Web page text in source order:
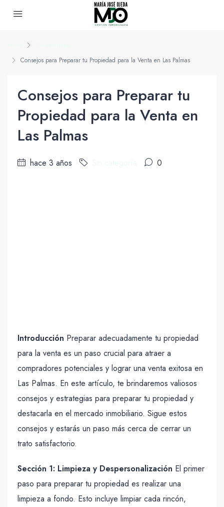
Consejos para Preparar tu Propiedad para la Venta en Las Palmas
Consejos para Preparar tu
Propiedad para la Venta en
Las Palmas
hace 3 años 0
Introducción Preparar adecuadamente tu propiedad
para la venta es un paso crucial para atraer a
compradores potenciales y lograr una venta exitosa en
Las Palmas. En este artículo, te brindaremos valiosos
consejos y estrategias para preparar tu propiedad y
destacarla en el mercado inmobiliario. Sigue estos
consejos y estarás un paso más cerca de cerrar un
trato satisfactorio.
Sección 1: Limpieza y Despersonalización El primer
paso para preparar tu propiedad es realizar una
limpieza a fondo. Esto incluye limpiar cada rincón,